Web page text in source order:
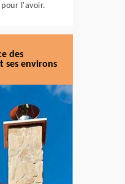
l'avoir.
des
ses environs